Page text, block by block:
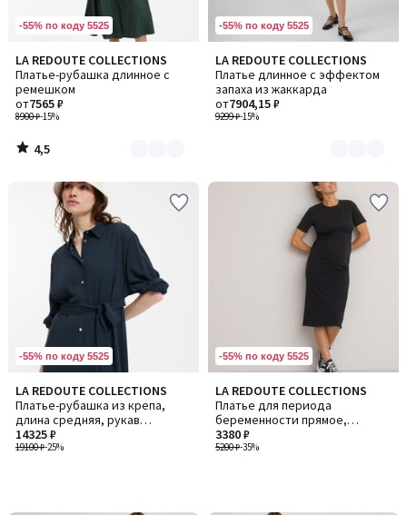
-55% по коду 5525
LA REDOUTE COLLECTIONS
Платье-рубашка длинное с
ремешком
8900 ₽-15%
от7565 ₽
4,5
/ 5
Количество
цветов:
2
4,5
/
-55% по коду 5525
LA REDOUTE COLLECTIONS
Платье длинное с эффектом
запаха из жаккарда
9299 ₽-15%
от7904,15 ₽
Количество
цветов:
2
-55% по коду 5525
LA REDOUTE COLLECTIONS
Платье-рубашка из крепа,
длина средняя, рукав
длинный
19100 ₽-25%
14325 ₽
-55% по коду 5525
LA REDOUTE COLLECTIONS
Платье для периода
беременности прямое,
короткие рукава
5200 ₽-35%
3380 ₽